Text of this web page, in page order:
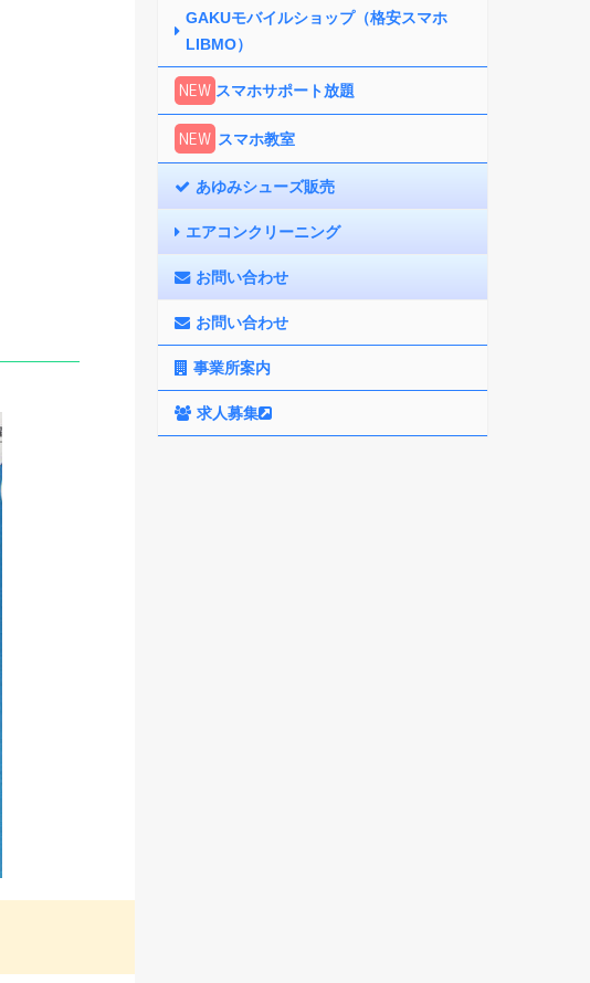
GAKUモバイルショップ（格安スマホ
LIBMO）
NEW スマホサポート放題
NEW スマホ教室
あゆみシューズ販売
エアコンクリーニング
お問い合わせ
お問い合わせ
事業所案内
求人募集